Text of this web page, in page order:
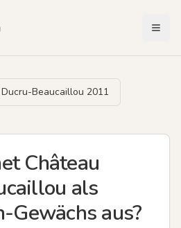
Ducru-Beaucaillou 2011
Château
als
Gewächs aus?